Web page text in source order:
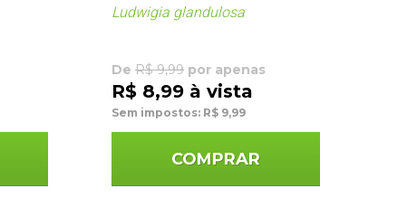
Ludwigia glandulosa
De R$ 9,99 por apenas
R$ 8,99 à vista
Sem impostos: R$ 9,99
COMPRAR